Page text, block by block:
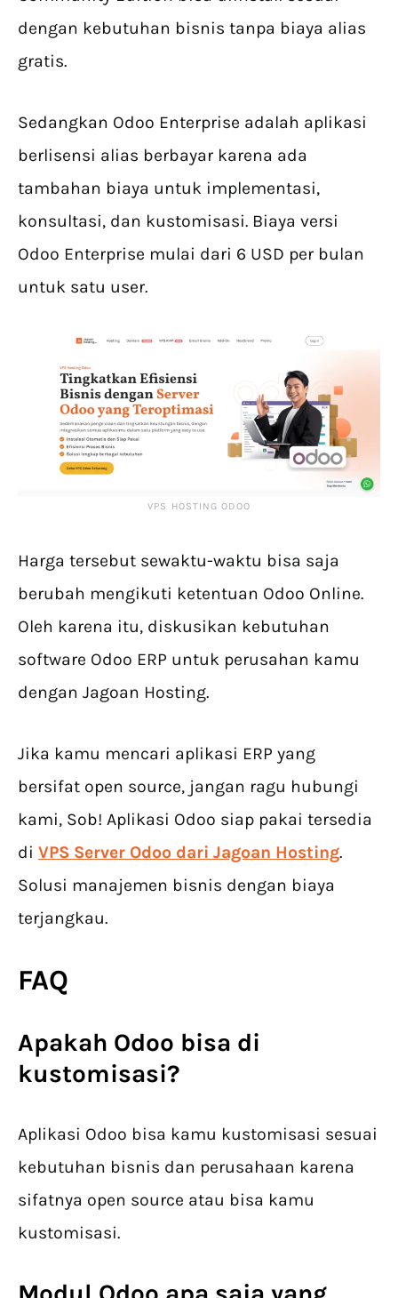
dengan kebutuhan bisnis tanpa biaya alias
gratis.
Sedangkan Odoo Enterprise adalah aplikasi
berlisensi alias berbayar karena ada
tambahan biaya untuk implementasi,
konsultasi, dan kustomisasi. Biaya versi
Odoo Enterprise mulai dari 6 USD per bulan
untuk satu user.
VPS HOSTING ODOO
Harga tersebut sewaktu-waktu bisa saja
berubah mengikuti ketentuan Odoo Online.
Oleh karena itu, diskusikan kebutuhan
software Odoo ERP untuk perusahan kamu
dengan Jagoan Hosting.
Jika kamu mencari aplikasi ERP yang
bersifat open source, jangan ragu hubungi
kami, Sob! Aplikasi Odoo siap pakai tersedia
di VPS Server Odoo dari Jagoan Hosting.
Solusi manajemen bisnis dengan biaya
terjangkau.
FAQ
Apakah Odoo bisa di
kustomisasi?
Aplikasi Odoo bisa kamu kustomisasi sesuai
kebutuhan bisnis dan perusahaan karena
sifatnya open source atau bisa kamu
kustomisasi.